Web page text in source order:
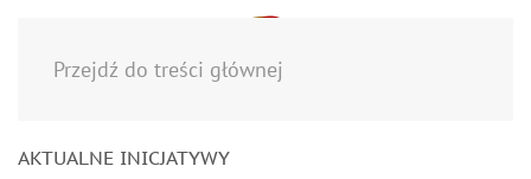
Przejdź do treści głównej
AKTUALNE INICJATYWY